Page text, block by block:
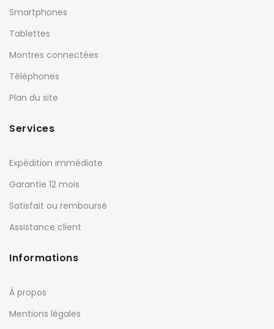
Smartphones
Tablettes
Montres connectées
Téléphones
Plan du site
Services
Expédition immédiate
Garantie 12 mois
Satisfait ou remboursé
Assistance client
Informations
À propos
Mentions légales